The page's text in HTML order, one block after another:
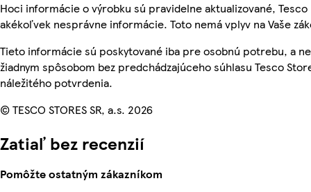
Hoci informácie o výrobku sú pravidelne aktualizované,
akékoľvek nesprávne informácie. Toto nemá vplyv na Vaše
Tieto informácie sú poskytované iba pre osobnú potrebu, a
žiadnym spôsobom bez predchádzajúceho súhlasu Tesco
náležitého potvrdenia.
© TESCO STORES SR, a.s. 2026
Zatiaľ bez recenzií
Pomôžte ostatným zákazníkom